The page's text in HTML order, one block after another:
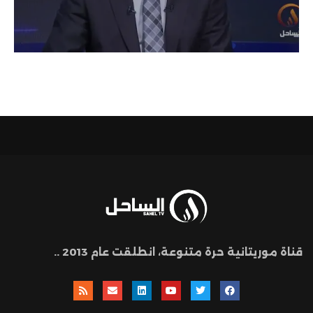
قناة موريتانية حرة متنوعة، انطلقت عام 2013 ..